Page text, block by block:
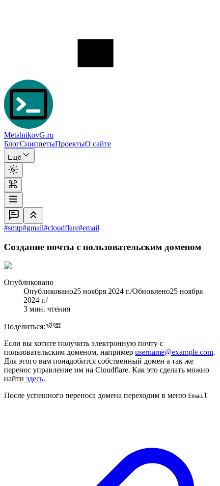
MetalnikovG.ru
БлогСниппетыПроектыО сайте
Ещё
#smtp#gmail#cloudflare#email
Создание почты с пользовательским доменом
Опубликовано
Опубликовано25 ноября 2024 г./Обновлено25 ноября
2024 г./
3 мин. чтения
Поделиться:
Если вы хотите получить электронную почту с
пользовательским доменом, например username@example.com.
Для этого вам понадобится собственный домен а так же
перенос управление им на Cloudflare. Как это сделать можно
найти здесь.
После успешного переноса домена переходим в меню Email